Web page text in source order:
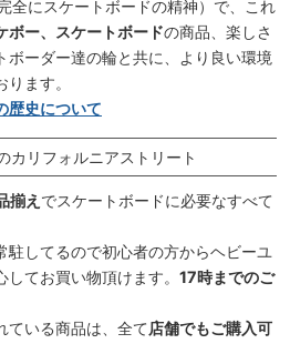
全にスケートボードの精神）で、これ
ボー、スケートボードの商品、楽しさ
ボーダー達の輪と共に、より良い環境
ます。
歴史について
カリフォルニアストリート
揃え でスケートボードに必要なすべて
駐してるので初心者の方からヘビーユ
てお買い物頂けます。 17時までのご
ている商品は、全て店舗でもご購入可